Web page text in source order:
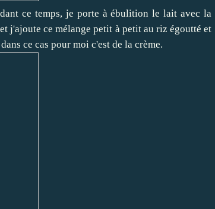
ce temps, je porte à ébulition le lait avec la
j'ajoute ce mélange petit à petit au riz égoutté et
ce cas pour moi c'est de la crème.